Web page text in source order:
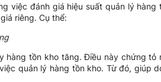
việc đánh giá hiệu suất quản lý
riêng. Cụ thể:
hàng tồn kho tăng. Điều này chứng
quản lý hàng tồn kho. Từ đó, giúp